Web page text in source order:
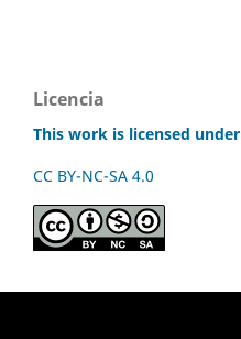
Licencia
This work is licensed under
CC BY-NC-SA 4.0